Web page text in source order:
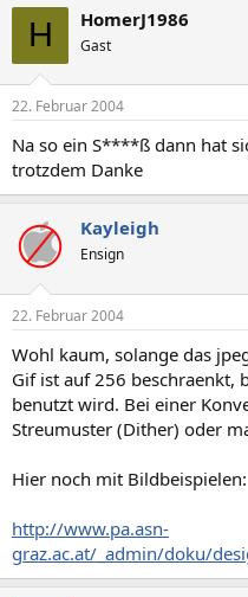
H HomerJ1986
Gast
22. Februar 2004
Na so ein S****ß dann hat
trotzdem Danke
Kayleigh
Ensign
22. Februar 2004
Wohl kaum, solange das
Gif ist auf 256 beschraenkt,
benutzt wird. Bei einer
Streumuster (Dither) oder
Hier noch mit Bildbeispielen:
http://www.pa.asn-
graz.ac.at/_admin/doku/